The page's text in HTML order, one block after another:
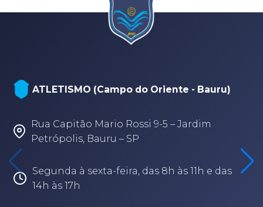
NATAÇÃO, PARANATAÇÃO E POLO
AQUÁTICO (Arena - sede Bauru)
Rua Fabio Geraldo, 2-12 – Jardim Terra
Branca – Bauru/SP
Segunda à sexta-feira, das 8h às 17h30